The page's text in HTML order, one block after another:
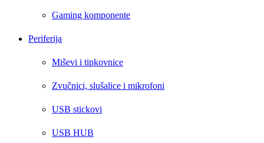
Gaming komponente
Periferija
Miševi i tipkovnice
Zvučnici, slušalice i mikrofoni
USB stickovi
USB HUB